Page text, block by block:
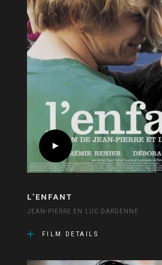
L’ENFANT
JEAN-PIERRE EN LUC DARDENNE
FILM DETAILS